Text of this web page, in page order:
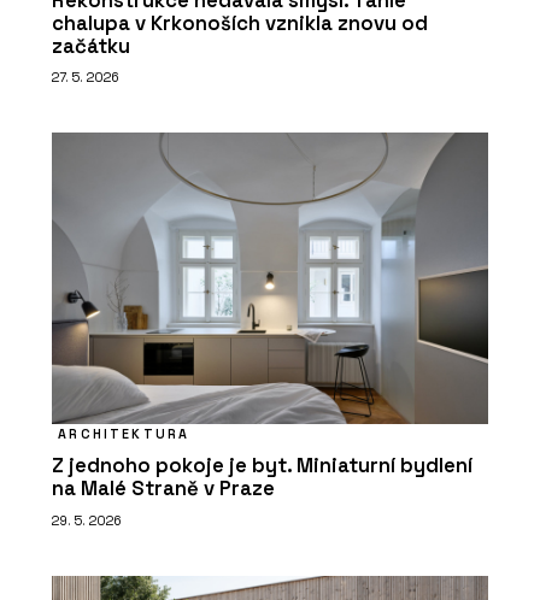
chalupa v Krkonoších vznikla znovu od
začátku
27. 5. 2026
ARCHITEKTURA
Z jednoho pokoje je byt. Miniaturní bydlení
na Malé Straně v Praze
29. 5. 2026